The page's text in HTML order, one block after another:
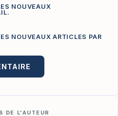
NOUVEAUX
NOUVEAUX ARTICLES PAR